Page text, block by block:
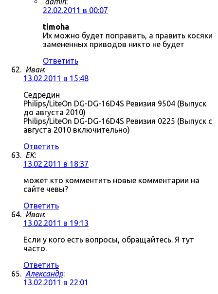
22.02.2011 в 00:07
timoha
Их можно будет поправить, а править косяки
замененных приводов никто не будет
Ответить
Иван:
13.02.2011 в 15:48
Седредин
Philips/LiteOn DG-DG-16D4S Ревизия 9504 (Выпуск
до августа 2010)
Philips/LiteOn DG-DG-16D4S Ревизия 0225 (Выпуск с
августа 2010 включительно)
Ответить
ЕK:
13.02.2011 в 18:37
может кто комментить новые комментарии на
сайте чевы?
Ответить
Иван:
13.02.2011 в 19:13
Если у кого есть вопросы, обращайтесь. Я тут
часто.
Ответить
Александр:
13.02.2011 в 22:01